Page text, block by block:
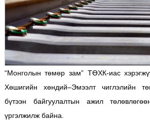
“Монголын төмөр зам” ТӨХК-иас
Хөшигийн хөндий–Эмээлт чиглэлийн
бүтээн байгуулалтын ажил
үргэлжилж байна.